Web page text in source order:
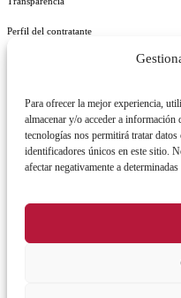
Para ofrecer la mejor experiencia,
almacenar y/o acceder a
tecnologías nos permitirá tratar
identificadores únicos en este sitio.
afectar negativamente a
Perfil del contratante